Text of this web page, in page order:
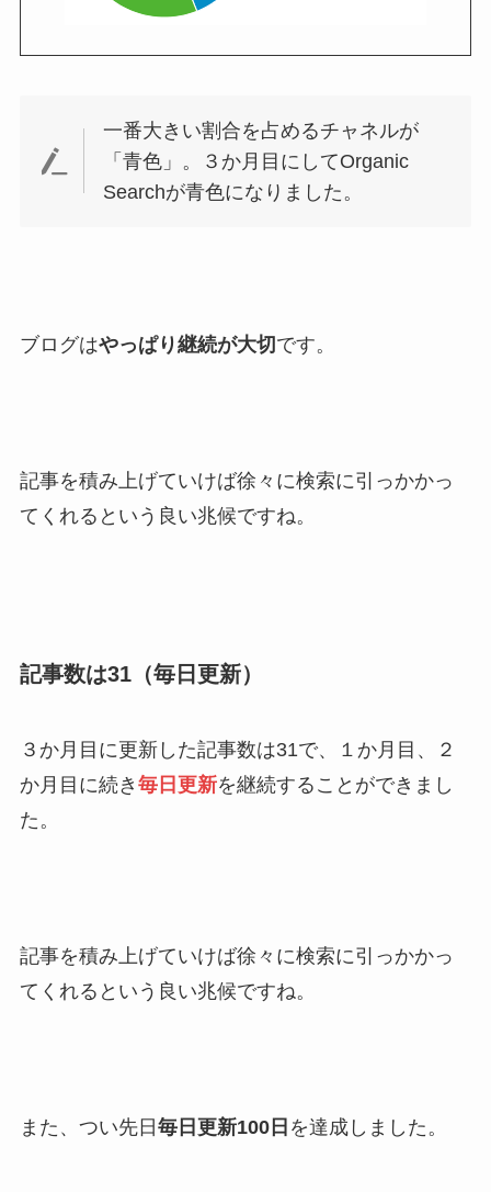
一番大きい割合を占めるチャネルが
「青色」。３か月目にしてOrganic
Searchが青色になりました。
ブログはやっぱり継続が大切 です。
記事を積み上げていけば徐々に検索に引っかかっ
てくれるという良い兆候ですね。
記事数は31（毎日更新）
３か月目に更新した記事数は31で、１か月目、２
か月目に続き 毎日更新を継続することができまし
た。
記事を積み上げていけば徐々に検索に引っかかっ
てくれるという良い兆候ですね。
また、つい先日毎日更新100日 を達成しました。